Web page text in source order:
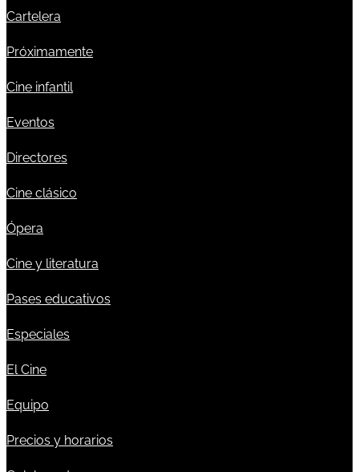
Cartelera
Próximamente
Cine infantil
Eventos
Directores
Cine clásico
Ópera
Cine y literatura
Pases educativos
Especiales
El Cine
Equipo
Precios y horarios